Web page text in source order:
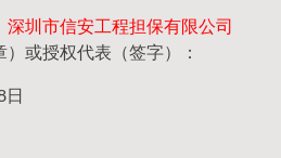
深圳市信安工程担保有限公司
或授权代表（签字）：
日